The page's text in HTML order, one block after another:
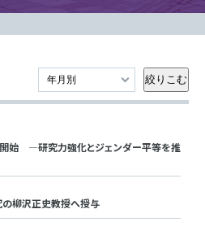
開始 ―研究力強化とジェンダー平等を推
柳沢正史教授へ授与